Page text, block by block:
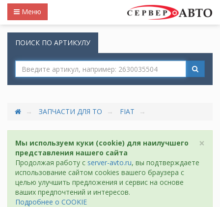
Меню
ПОИСК ПО АРТИКУЛУ
ЗАПЧАСТИ ДЛЯ ТО FIAT
×
Мы используем куки (cookie) для наилучшего
представления нашего сайта
Продолжая работу с server-avto.ru, вы подтверждаете
использование сайтом cookies вашего браузера с
целью улучшить предложения и сервис на основе
ваших предпочтений и интересов.
Подробнее о COOKIE